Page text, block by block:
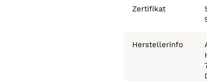
Zertifikat
Herstellerinfo